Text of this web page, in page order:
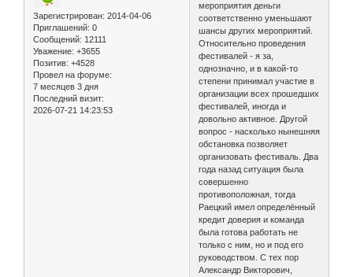
Зарегистрирован: 2014-04-06
Приглашений: 0
Сообщений: 12111
Уважение: +3655
Позитив: +4528
Провел на форуме:
7 месяцев 3 дня
Последний визит:
2026-07-21 14:23:53
мероприятия деньги
соответственно уменьшают
шансы других мероприятий.
Относительно проведения
фестивалей - я за,
однозначно, и в какой-то
степени принимал участие в
организации всех прошедших
фестивалей, иногда и
довольно активное. Другой
вопрос - насколько нынешняя
обстановка позволяет
организовать фестиваль. Два
года назад ситуация была
совершенно
противоположная, тогда
Раецкий имел определённый
кредит доверия и команда
была готова работать не
только с ним, но и под его
руководством. С тех пор
Александр Викторович,